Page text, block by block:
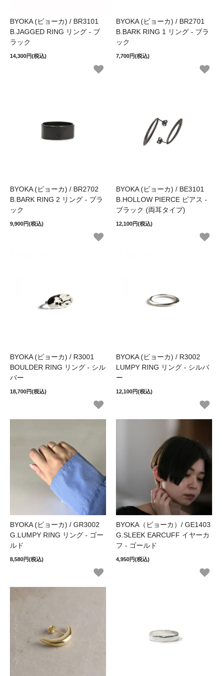
BYOKA (ビョーカ) / BR3101
B.JAGGED RING リング - ブ
ラック
14,300円(税込)
BYOKA (ビョーカ) / BR2701
B.BARK RING 1 リング - ブラ
ック
7,700円(税込)
BYOKA (ビョーカ) / BR2702
B.BARK RING 2 リング - ブラ
ック
9,900円(税込)
BYOKA (ビョーカ) / BE3101
B.HOLLOW PIERCE ピアス -
ブラック (両耳タイプ)
12,100円(税込)
BYOKA (ビョーカ) / R3001
BOULDER RING リング - シル
バー
18,700円(税込)
BYOKA (ビョーカ) / R3002
LUMPY RING リング - シルバ
ー
12,100円(税込)
BYOKA (ビョーカ) / GR3002
G.LUMPY RING リング - ゴー
ルド
8,580円(税込)
BYOKA（ビョーカ）/ GE1403
G.SLEEK EARCUFF イヤーカ
フ - ゴールド
4,950円(税込)